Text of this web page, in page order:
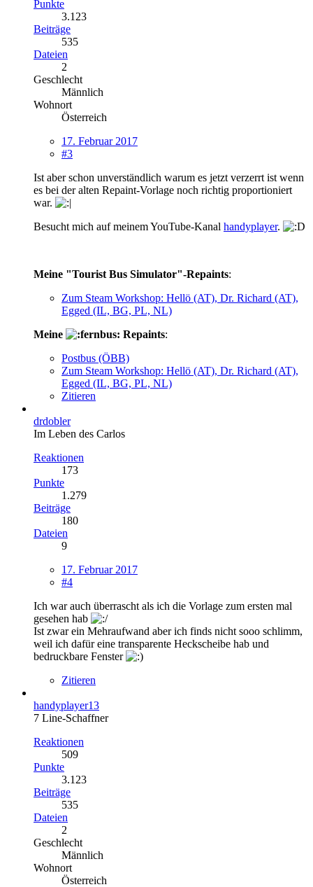
Punkte
3.123
Beiträge
535
Dateien
2
Geschlecht
Männlich
Wohnort
Österreich
17. Februar 2017
#3
Ist aber schon unverständlich warum es jetzt verzerrt ist wenn
es bei der alten Repaint-Vorlage noch richtig proportioniert
war.
Besucht mich auf meinem YouTube-Kanal handyplayer.
Meine "Tourist Bus Simulator"-Repaints:
Zum Steam Workshop: Hellö (AT), Dr. Richard (AT),
Egged (IL, BG, PL, NL)
Meine
Repaints:
Postbus (ÖBB)
Zum Steam Workshop: Hellö (AT), Dr. Richard (AT),
Egged (IL, BG, PL, NL)
Zitieren
drdobler
Im Leben des Carlos
Reaktionen
173
Punkte
1.279
Beiträge
180
Dateien
9
17. Februar 2017
#4
Ich war auch überrascht als ich die Vorlage zum ersten mal
gesehen hab
Ist zwar ein Mehraufwand aber ich finds nicht sooo schlimm,
weil ich dafür eine transparente Heckscheibe hab und
bedruckbare Fenster
Zitieren
handyplayer13
7 Line-Schaffner
Reaktionen
509
Punkte
3.123
Beiträge
535
Dateien
2
Geschlecht
Männlich
Wohnort
Österreich